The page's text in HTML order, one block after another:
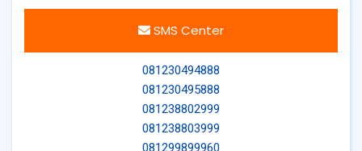
SMS Center
081230494888
081230495888
081238802999
081238803999
081299899960